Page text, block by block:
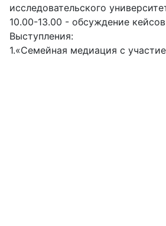
исследовательского
10.00-13.00 - обсуждение
Выступления:
1.«Семейная медиация с